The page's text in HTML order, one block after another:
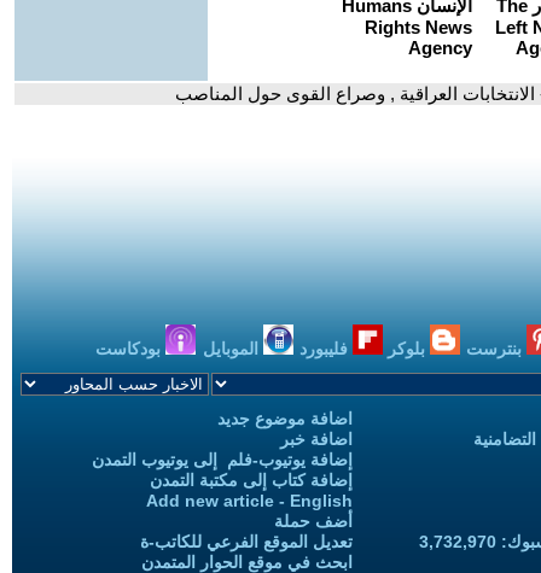
الانتخابات العراقية , وصراع القوى حول المناصب
بنترست بلوكر فليبورد الموبايل بودكاست
اضافة موضوع جديد
اضافة خبر
إضافة يوتيوب-فلم إلى يوتيوب التمدن
إضافة كتاب إلى مكتبة التمدن
Add new article - English
أضف حملة
تعديل الموقع الفرعي للكاتب-ة
ابحث في موقع الحوار المتمدن